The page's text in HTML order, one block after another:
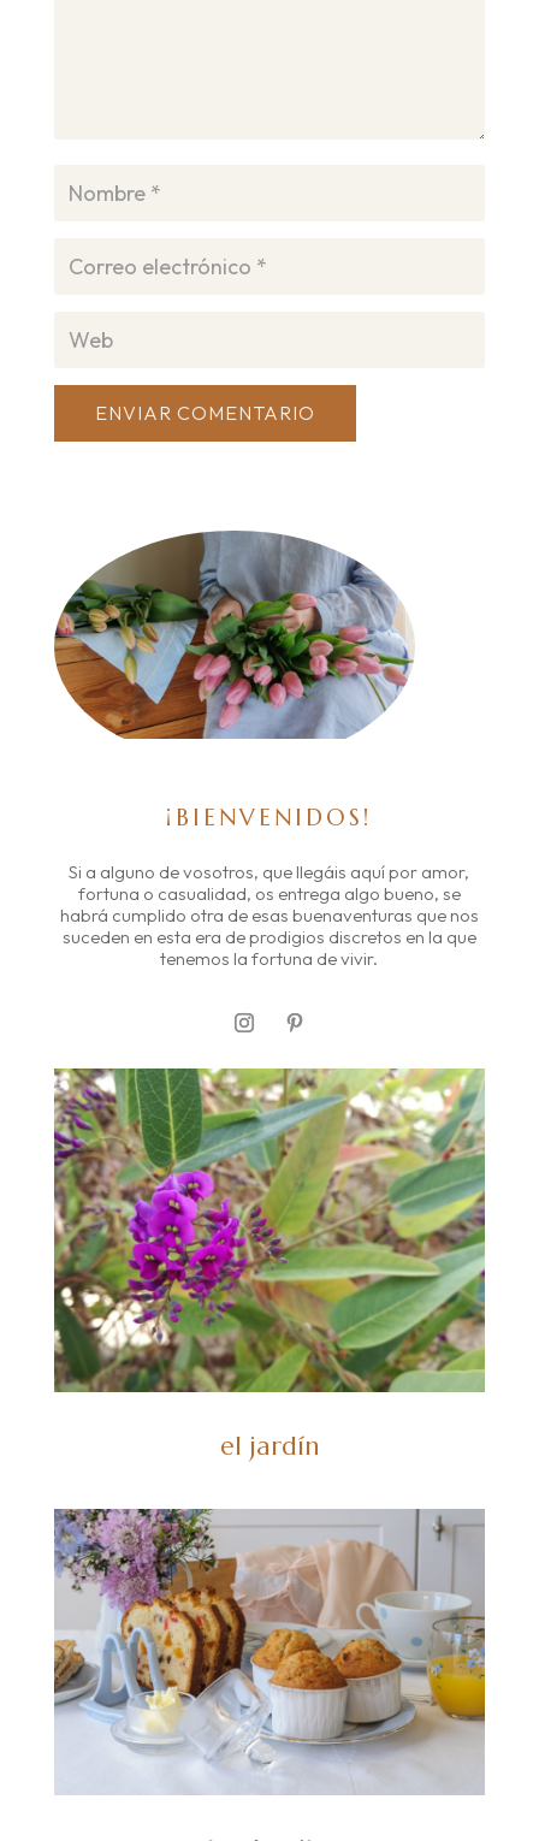
ENVIAR COMENTARIO
¡BIENVENIDOS!
Si a alguno de vosotros, que llegáis aquí por amor,
fortuna o casualidad, os entrega algo bueno, se
habrá cumplido otra de esas buenaventuras que nos
suceden en esta era de prodigios discretos en la que
tenemos la fortuna de vivir.
el jardín